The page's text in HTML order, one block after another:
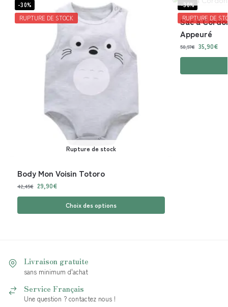
-30%
RUPTURE DE STOCK
Rupture de stock
Body Mon Voisin Totoro
42,45€ 29,90€
Choix des options
-30%
RUPTURE DE
Sac à
Appeuré
50,97€ 35,90€
Livraison gratuite
sans minimum d'achat
Service Français
Une question ? contactez nous !